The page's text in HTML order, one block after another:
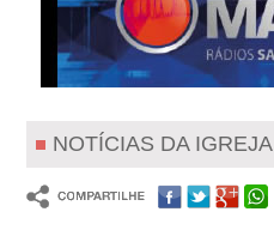
NOTÍCIAS DA IGREJA